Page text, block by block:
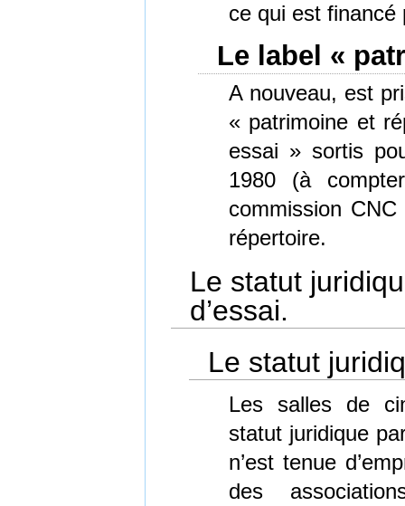
ce qui est financé
Le label «
A nouveau, est
« patrimoine et
essai » sortis
1980 (à
commission
répertoire.
Le statut
d’essai.
Le statut
Les salles de
statut juridique
n’est tenue
des